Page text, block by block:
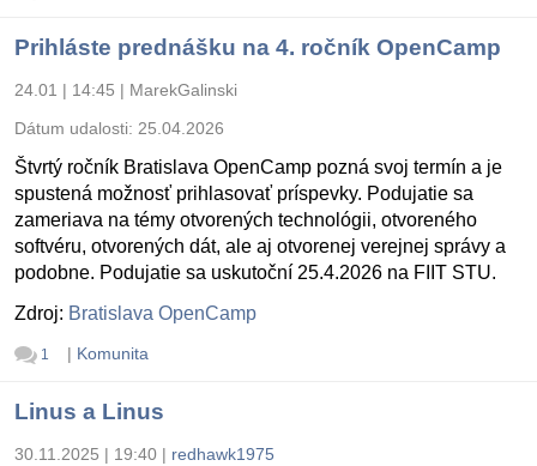
Prihláste prednášku na 4. ročník OpenCamp
24.01 | 14:45 | MarekGalinski
Dátum udalosti: 25.04.2026
Štvrtý ročník Bratislava OpenCamp pozná svoj termín a je
spustená možnosť prihlasovať príspevky. Podujatie sa
zameriava na témy otvorených technológii, otvoreného
softvéru, otvorených dát, ale aj otvorenej verejnej správy a
podobne. Podujatie sa uskutoční 25.4.2026 na FIIT STU.
Zdroj: Bratislava OpenCamp
1 | Komunita
Linus a Linus
30.11.2025 | 19:40 | redhawk1975